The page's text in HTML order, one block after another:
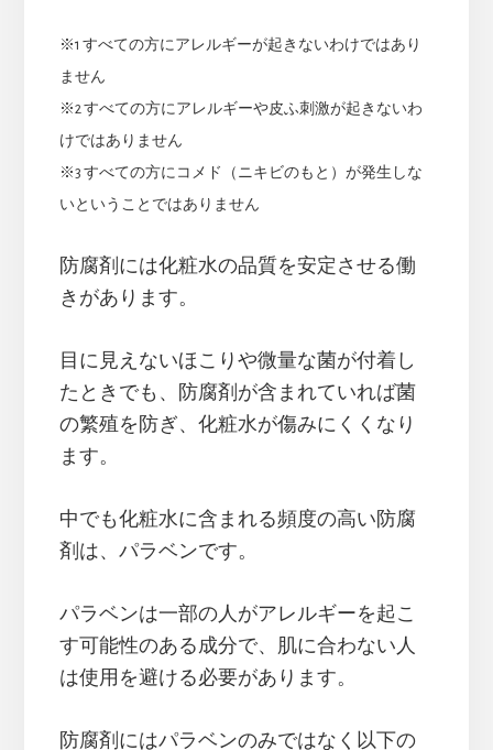
※1 すべての方にアレルギーが起きないわけではあり
ません
※2 すべての方にアレルギーや皮ふ刺激が起きないわ
けではありません
※3 すべての方にコメド（ニキビのもと）が発生しな
いということではありません
防腐剤には化粧水の品質を安定させる働
きがあります。
目に見えないほこりや微量な菌が付着し
たときでも、防腐剤が含まれていれば菌
の繁殖を防ぎ、化粧水が傷みにくくなり
ます。
中でも化粧水に含まれる頻度の高い防腐
剤は、パラベンです。
パラベンは一部の人がアレルギーを起こ
す可能性のある成分で、肌に合わない人
は使用を避ける必要があります。
防腐剤にはパラベンのみではなく以下の